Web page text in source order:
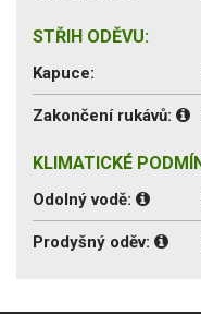
STŘIH ODĚVU:
Kapuce:
Zakončení rukávů:
KLIMATICKÉ
Odolný vodě:
Prodyšný oděv: